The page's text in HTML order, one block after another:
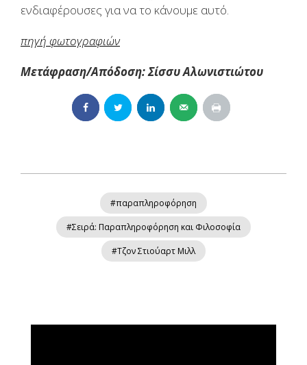
ενδιαφέρουσες για να το κάνουμε αυτό.
πηγή φωτογραφιών
Μετάφραση/Απόδοση: Σίσσυ Αλωνιστιώτου
#παραπληροφόρηση
#Σειρά: Παραπληροφόρηση και Φιλοσοφία
#Τζον Στιούαρτ Μιλλ